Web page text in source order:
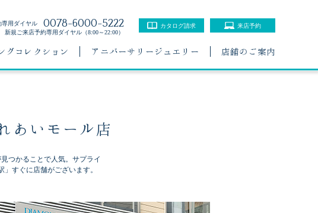
専用ダイヤル 0078-6000-5222
新規ご来店予約専用ダイヤル（8:00～22:00）
カタログ請求 来店予約
グコレクション アニバーサリージュエリー 店舗のご案内
あいモール店
つかることで人気。サプライ
すぐに店舗がございます。